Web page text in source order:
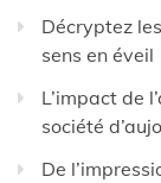
Décryptez
sens en éveil
L’impact de
société
De